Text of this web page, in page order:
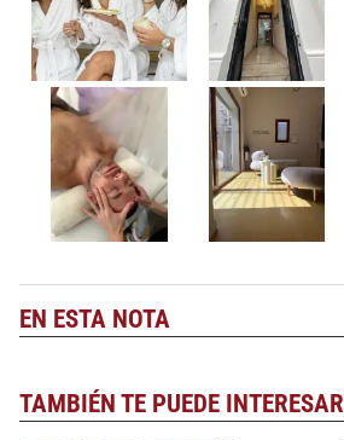
EN ESTA NOTA
TAMBIÉN TE PUEDE INTERESAR